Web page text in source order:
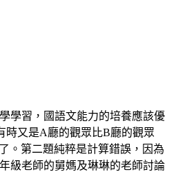
學習，國語文能力的培養應該優
時又是A廳的觀眾比B廳的觀眾
。第二題純粹是計算錯誤，因為
級老師的舅媽及琳琳的老師討論